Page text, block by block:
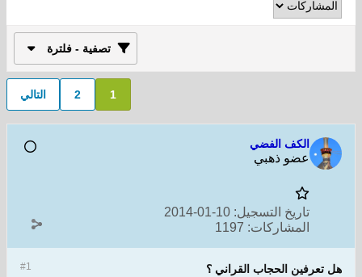
تصفية - فلترة
1
2 التالي
الكف الفضي
عضو ذهبي
تاريخ التسجيل: 10-01-2014
المشاركات: 1197
#1 هل تعرفين الحجاب القراني ؟